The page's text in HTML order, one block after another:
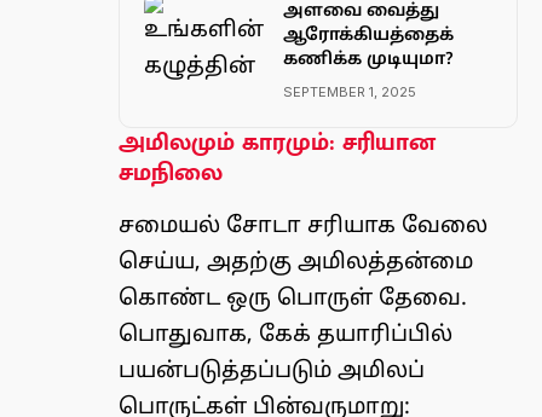
அளவை வைத்து
ஆரோக்கியத்தைக்
கணிக்க முடியுமா?
SEPTEMBER 1, 2025
அமிலமும் காரமும்: சரியான
சமநிலை
சமையல் சோடா சரியாக வேலை
செய்ய, அதற்கு அமிலத்தன்மை
கொண்ட ஒரு பொருள் தேவை.
பொதுவாக, கேக் தயாரிப்பில்
பயன்படுத்தப்படும் அமிலப்
பொருட்கள் பின்வருமாறு: